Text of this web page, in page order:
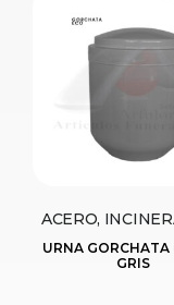
ACERO,
URNA GORCHATA
GRIS